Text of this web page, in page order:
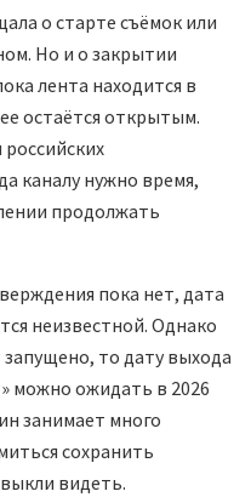
о старте съёмок или
Но и о закрытии
лента находится в
остаётся открытым.
каналу нужно время,
продолжать
пока нет, дата
неизвестной. Однако
то дату выхода
можно ожидать в 2026
занимает много
сохранить
видеть.